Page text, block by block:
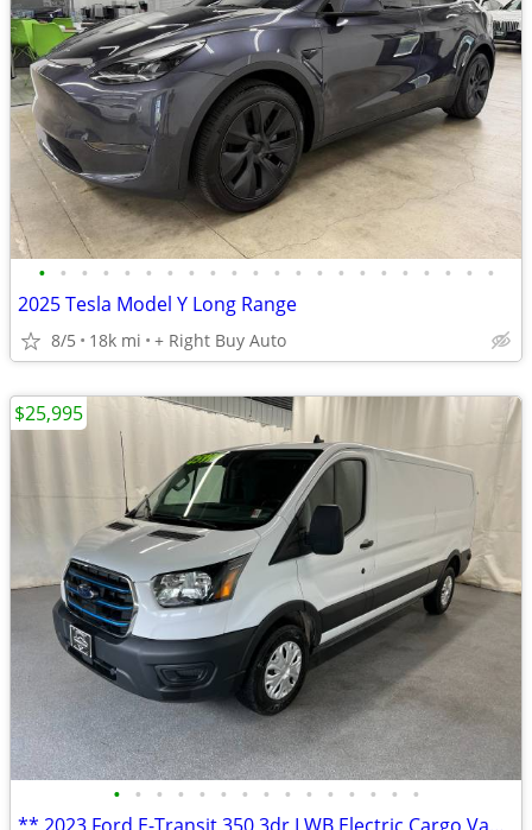
• • • • • • • • • • • • • • • • • • • • • •
2025 Tesla Model Y Long Range
8/5 18k mi + Right Buy Auto
• • • • • • • • • • • • • • •
$25,995